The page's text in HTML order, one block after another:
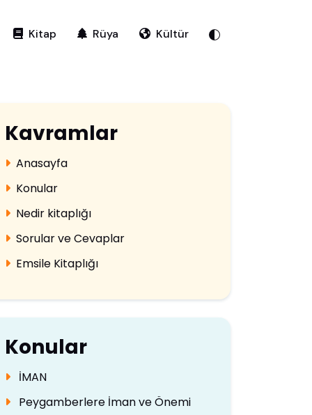
Kitap Rüya Kültür
Kavramlar
Anasayfa
Konular
Nedir kitaplığı
Sorular ve Cevaplar
Emsile Kitaplığı
Konular
İMAN
Peygamberlere İman ve Önemi